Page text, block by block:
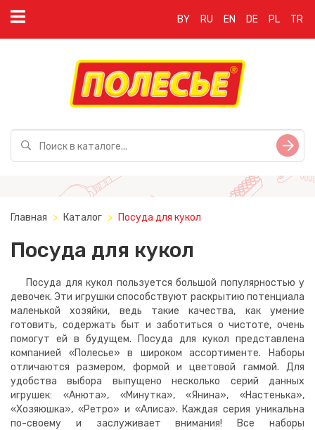
BY RU EN DE PL TR
Главная Каталог Посуда для кукол
Посуда для кукол
Посуда для кукол пользуется большой популярностью у
девочек. Эти игрушки способствуют раскрытию потенциала
маленькой хозяйки, ведь такие качества, как умение
готовить, содержать быт и заботиться о чистоте, очень
помогут ей в будущем. Посуда для кукол представлена
компанией «Полесье» в широком ассортименте. Наборы
отличаются размером, формой и цветовой гаммой. Для
удобства выбора выпущено несколько серий данных
игрушек: «Анюта», «Минутка», «Янина», «Настенька»,
«Хозяюшка», «Ретро» и «Алиса». Каждая серия уникальна
по-своему и заслуживает внимания! Все наборы